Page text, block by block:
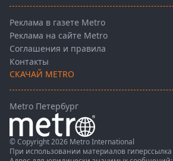
Реклама в газете Metro
Реклама на сайте Metro
Соглашения и правила
Контакты
СКАЧАЙ METRO
Metro Петербург
© Copyright 2026 Metro International
При использовании материалов гиперссылка